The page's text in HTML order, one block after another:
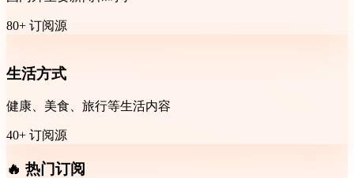
80+ 订阅源
生活方式
健康、美食、旅行等生活内容
40+ 订阅源
🔥 热门订阅